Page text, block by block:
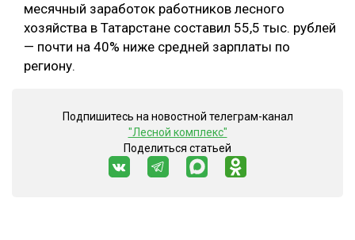
месячный заработок работников лесного
хозяйства в Татарстане составил 55,5 тыс. рублей
— почти на 40% ниже средней зарплаты по
региону.
Подпишитесь на новостной телеграм-канал
"Лесной комплекс"
Поделиться статьей